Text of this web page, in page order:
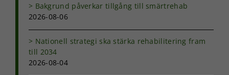
Bakgrund påverkar tillgång till smärtrehab
2026-08-06
Nationell strategi ska stärka rehabilitering fram
till 2034
2026-08-04